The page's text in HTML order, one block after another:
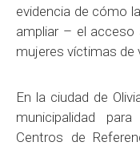
evidencia de cómo
ampliar – el
mujeres víctimas de
En la ciudad de
municipalidad
Centros de